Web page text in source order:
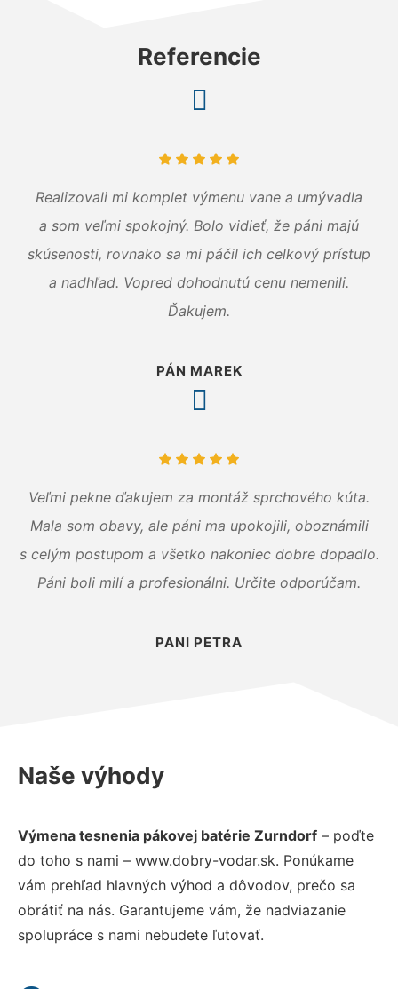
Referencie
Realizovali mi komplet výmenu vane a umývadla
a som veľmi spokojný. Bolo vidieť, že páni majú
skúsenosti, rovnako sa mi páčil ich celkový prístup
a nadhľad. Vopred dohodnutú cenu nemenili.
Ďakujem.
PÁN MAREK
Veľmi pekne ďakujem za montáž sprchového kúta.
Mala som obavy, ale páni ma upokojili, oboznámili
s celým postupom a všetko nakoniec dobre dopadlo.
Páni boli milí a profesionálni. Určite odporúčam.
PANI PETRA
Naše výhody
Výmena tesnenia pákovej batérie Zurndorf – poďte
do toho s nami – www.dobry-vodar.sk. Ponúkame
vám prehľad hlavných výhod a dôvodov, prečo sa
obrátiť na nás. Garantujeme vám, že nadviazanie
spolupráce s nami nebudete ľutovať.